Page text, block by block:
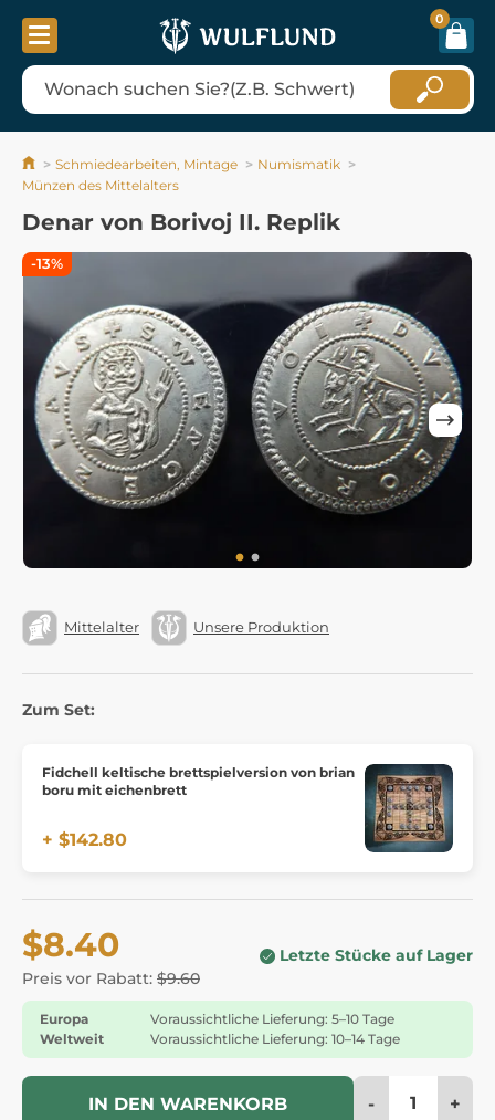
0
Schmiedearbeiten, Mintage
Numismatik
Münzen des Mittelalters
Denar von Borivoj II. Replik
Mittelalter Unsere Produktion
Zum Set:
Fidchell keltische brettspielversion von brian
boru mit eichenbrett
+ $142.80
$8.40
Preis vor Rabatt: $9.60
Letzte Stücke auf Lager
Europa
Voraussichtliche Lieferung: 5–10 Tage
Weltweit
Voraussichtliche Lieferung: 10–14 Tage
IN DEN WARENKORB - +
-13%